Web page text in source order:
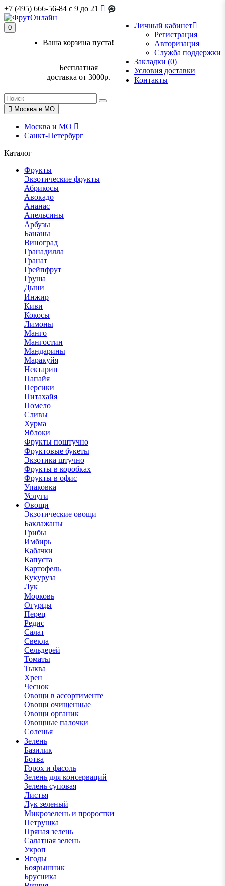
+7 (495) 666-56-84 c 9 до 21
Личный кабинет
Регистрация
Авторизация
Служба поддержки
Закладки (0)
Условия доставки
Контакты
0
Ваша корзина пуста!
Бесплатная
доставка от 3000р.
Москва и МО
Москва и МО
Санкт-Петербург
Каталог
Фрукты
Экзотические фрукты
Абрикосы
Авокадо
Ананас
Апельсины
Арбузы
Бананы
Виноград
Гранадилла
Гранат
Грейпфрут
Груша
Дыни
Инжир
Киви
Кокосы
Лимоны
Манго
Мангостин
Мандарины
Маракуйя
Нектарин
Папайя
Персики
Питахайя
Помело
Сливы
Хурма
Яблоки
Фрукты поштучно
Фруктовые букеты
Экзотика штучно
Фрукты в коробках
Фрукты в офис
Упаковка
Услуги
Овощи
Экзотические овощи
Баклажаны
Грибы
Имбирь
Кабачки
Капуста
Картофель
Кукуруза
Лук
Морковь
Огурцы
Перец
Редис
Салат
Свекла
Сельдерей
Томаты
Тыква
Хрен
Чеснок
Овощи в ассортименте
Овощи очищенные
Овощи органик
Овощные палочки
Соленья
Зелень
Базилик
Ботва
Горох и фасоль
Зелень для консерваций
Зелень суповая
Листья
Лук зеленый
Микрозелень и проростки
Петрушка
Пряная зелень
Салатная зелень
Укроп
Ягоды
Боярышник
Брусника